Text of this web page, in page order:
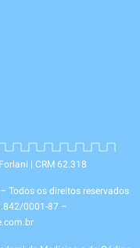
| CRM 62.318
Todos os direitos reservados
0001-87 –